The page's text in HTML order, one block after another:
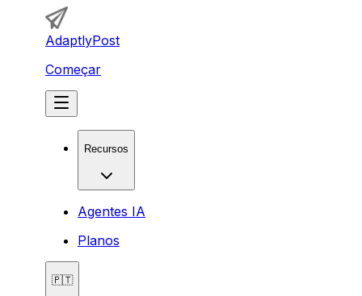
AdaptlyPost
Começar
Recursos
Agentes IA
Planos
🇵🇹